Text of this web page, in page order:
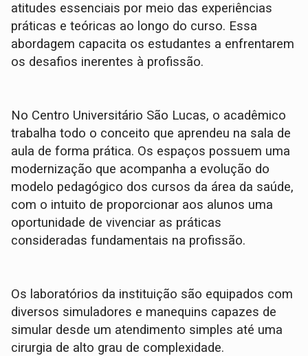
atitudes essenciais por meio das experiências
práticas e teóricas ao longo do curso. Essa
abordagem capacita os estudantes a enfrentarem
os desafios inerentes à profissão.
No Centro Universitário São Lucas, o acadêmico
trabalha todo o conceito que aprendeu na sala de
aula de forma prática. Os espaços possuem uma
modernização que acompanha a evolução do
modelo pedagógico dos cursos da área da saúde,
com o intuito de proporcionar aos alunos uma
oportunidade de vivenciar as práticas
consideradas fundamentais na profissão.
Os laboratórios da instituição são equipados com
diversos simuladores e manequins capazes de
simular desde um atendimento simples até uma
cirurgia de alto grau de complexidade.